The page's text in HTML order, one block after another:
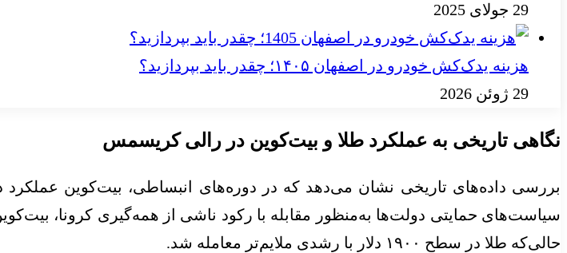
29 جولای 2025
هزینه یدک‌کش خودرو در اصفهان ۱۴۰۵؛ چقدر باید بپردازید؟
29 ژوئن 2026
نگاهی تاریخی به عملکرد طلا و بیت‌کوین در رالی کریسمس
حالی‌که طلا در سطح ۱۹۰۰ دلار با رشدی ملایم‌تر معامله شد.